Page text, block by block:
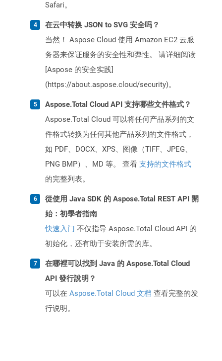
Safari。
在云中转换 JSON to SVG 安全吗？
当然！ Aspose Cloud 使用 Amazon EC2 云服
务器来保证服务的安全性和弹性。 请详细阅读
[Aspose 的安全实践]
(https://about.aspose.cloud/security)。
Aspose.Total Cloud API 支持哪些文件格式？
Aspose.Total Cloud 可以将任何产品系列的文
件格式转换为任何其他产品系列的文件格式，
如 PDF、DOCX、XPS、图像（TIFF、JPEG、
PNG BMP）、MD 等。 查看 支持的文件格式
的完整列表。
從使用 Java SDK 的 Aspose.Total REST API 開
始：初學者指南
快速入门 不仅指导 Aspose.Total Cloud API 的
初始化，还有助于安装所需的库。
在哪裡可以找到 Java 的 Aspose.Total Cloud
API 發行說明？
可以在 Aspose.Total Cloud 文档 查看完整的发
行说明。